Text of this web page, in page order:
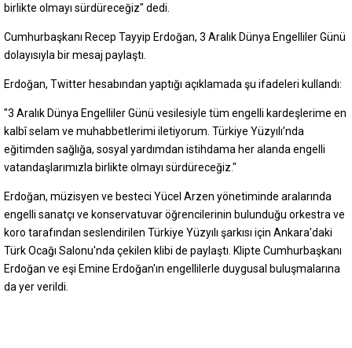
birlikte olmayı sürdüreceğiz" dedi.
Cumhurbaşkanı Recep Tayyip Erdoğan, 3 Aralık Dünya Engelliler Günü
dolayısıyla bir mesaj paylaştı.
Erdoğan, Twitter hesabından yaptığı açıklamada şu ifadeleri kullandı:
"3 Aralık Dünya Engelliler Günü vesilesiyle tüm engelli kardeşlerime en
kalbî selam ve muhabbetlerimi iletiyorum. Türkiye Yüzyılı’nda
eğitimden sağlığa, sosyal yardımdan istihdama her alanda engelli
vatandaşlarımızla birlikte olmayı sürdüreceğiz."
Erdoğan, müzisyen ve besteci Yücel Arzen yönetiminde aralarında
engelli sanatçı ve konservatuvar öğrencilerinin bulunduğu orkestra ve
koro tarafından seslendirilen Türkiye Yüzyılı şarkısı için Ankara'daki
Türk Ocağı Salonu'nda çekilen klibi de paylaştı. Klipte Cumhurbaşkanı
Erdoğan ve eşi Emine Erdoğan'ın engellilerle duygusal buluşmalarına
da yer verildi.